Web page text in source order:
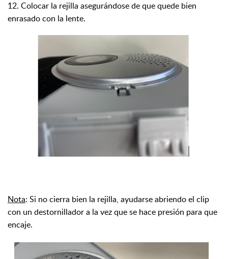
12. Colocar la rejilla asegurándose de que quede bien
enrasado con la lente.
Nota: Si no cierra bien la rejilla, ayudarse abriendo el clip
con un destornillador a la vez que se hace presión para que
encaje.